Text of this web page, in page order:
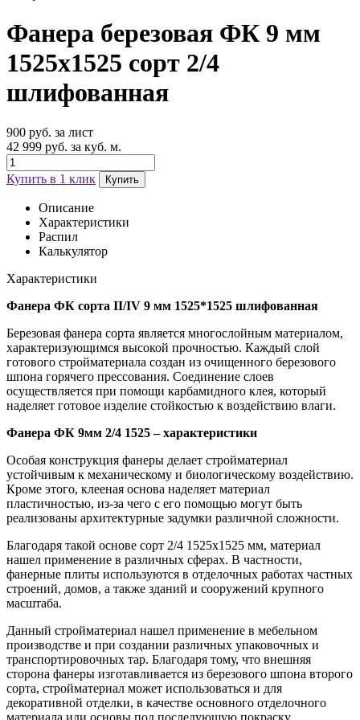
Фанера березовая ФК 9 мм
1525х1525 сорт 2/4
шлифованная
900 руб. за лист
42 999 руб. за куб. м.
Купить в 1 клик Купить
Описание
Характеристики
Распил
Калькулятор
Характеристики
Фанера ФК сорта II/IV 9 мм 1525*1525 шлифованная
Березовая фанера сорта является многослойным материалом,
характеризующимся высокой прочностью. Каждый слой
готового стройматериала создан из очищенного березового
шпона горячего прессования. Соединение слоев
осуществляется при помощи карбамидного клея, который
наделяет готовое изделие стойкостью к воздействию влаги.
Фанера ФК 9мм 2/4 1525 – характеристики
Особая конструкция фанеры делает стройматериал
устойчивым к механическому и биологическому воздействию.
Кроме этого, клееная основа наделяет материал
пластичностью, из-за чего с его помощью могут быть
реализованы архитектурные задумки различной сложности.
Благодаря такой основе сорт 2/4 1525х1525 мм, материал
нашел применение в различных сферах. В частности,
фанерные плиты используются в отделочных работах частных
строений, домов, а также зданий и сооружений крупного
масштаба.
Данный стройматериал нашел применение в мебельном
производстве и при создании различных упаковочных и
транспортировочных тар. Благодаря тому, что внешняя
сторона фанеры изготавливается из березового шпона второго
сорта, стройматериал может использоваться и для
декоративной отделки, в качестве основного отделочного
материала или основы под последующую покраску.